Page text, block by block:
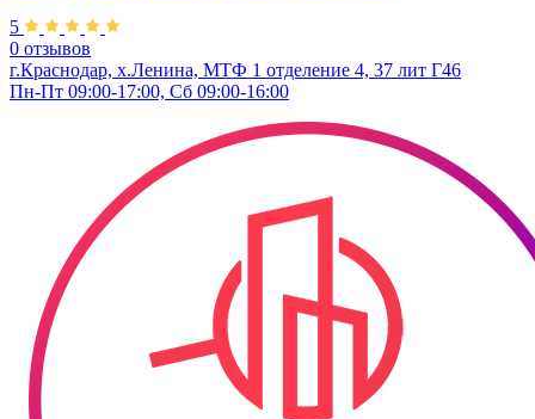
5
0 отзывов
г.Краснодар, х.Ленина, МТФ 1 отделение 4, 37 лит Г46
Пн-Пт 09:00-17:00, Сб 09:00-16:00